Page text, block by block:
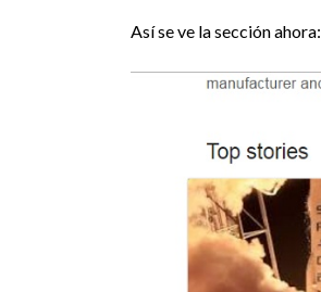
Así se ve la sección ahora: